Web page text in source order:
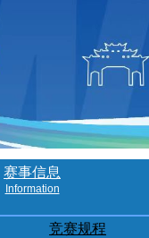
赛事信息
Information
竞赛规程